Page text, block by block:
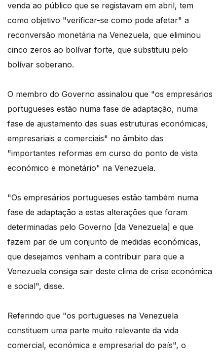
venda ao público que se registavam em abril, tem
como objetivo "verificar-se como pode afetar" a
reconversão monetária na Venezuela, que eliminou
cinco zeros ao bolívar forte, que substituiu pelo
bolívar soberano.
O membro do Governo assinalou que "os empresários
portugueses estão numa fase de adaptação, numa
fase de ajustamento das suas estruturas económicas,
empresariais e comerciais" no âmbito das
"importantes reformas em curso do ponto de vista
económico e monetário" na Venezuela.
"Os empresários portugueses estão também numa
fase de adaptação a estas alterações que foram
determinadas pelo Governo [da Venezuela] e que
fazem par de um conjunto de medidas económicas,
que desejamos venham a contribuir para que a
Venezuela consiga sair deste clima de crise económica
e social", disse.
Referindo que "os portugueses na Venezuela
constituem uma parte muito relevante da vida
comercial, económica e empresarial do país", o